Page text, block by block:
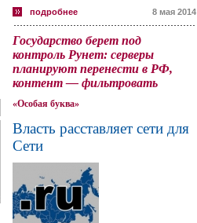
подробнее 8 мая 2014
Государство берет под
контроль Рунет: серверы
планируют перенести в РФ,
контент — фильтровать
«Особая буква»
Власть расставляет сети для
Сети